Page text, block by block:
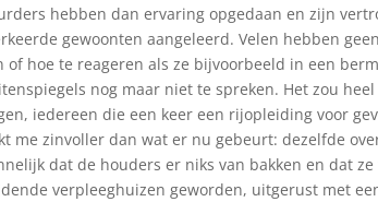
hebben dan ervaring opgedaan en zijn
gewoonten aangeleerd. Velen hebben
of hoe te reageren als ze bijvoorbeeld in een
nog maar niet te spreken. Het zou
iedereen die een keer een rijopleiding voor
me zinvoller dan wat er nu gebeurt: dezelfde
dat de houders er niks van bakken en dat
verpleeghuizen geworden, uitgerust met